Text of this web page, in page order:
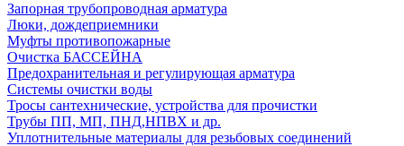
Запорная трубопроводная арматура
Люки, дождеприемники
Муфты противопожарные
Очистка БАССЕЙНА
Предохранительная и регулирующая арматура
Системы очистки воды
Тросы сантехнические, устройства для прочистки
Трубы ПП, МП, ПНД,НПВХ и др.
Уплотнительные материалы для резьбовых соединений